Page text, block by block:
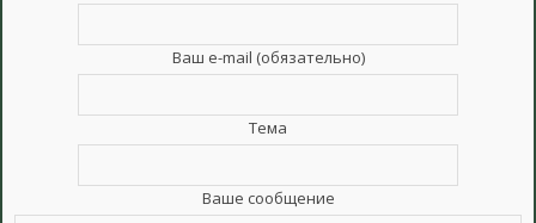
Ваш e-mail (обязательно)
Тема
Ваше сообщение